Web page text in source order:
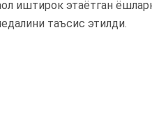
иштирок этаётган
таъсис этилди.